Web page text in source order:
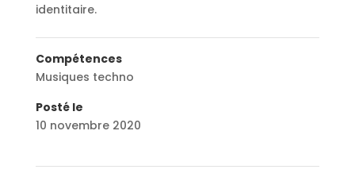
identitaire.
Compétences
Musiques techno
Posté le
10 novembre 2020